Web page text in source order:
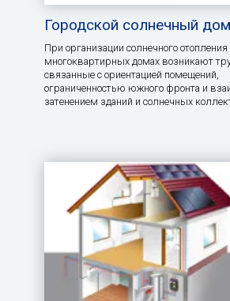
Городской солнечный дом
При организации солнечного отопления
многоквартирных домах возникают
связанные с ориентацией помещений,
ограниченностью южного фронта и
затенением зданий и солнечных